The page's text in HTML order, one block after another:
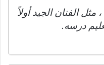
الفنان الجيد أولاً
درسه.